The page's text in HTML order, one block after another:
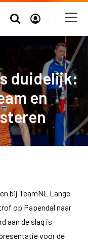
duidelijk:
en
bij TeamNL Lange
op Papendal naar
aan de slag is
voor de